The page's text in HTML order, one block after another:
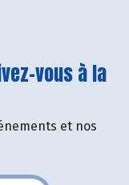
vous à la
et nos